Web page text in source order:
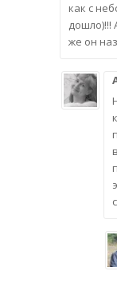
как с
дошло)!!!
же он